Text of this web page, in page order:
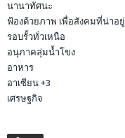
นานาทัศนะ
ฟ้องด้วยภาพ เพื่อสังคมที่น่าอยู่
รอบรั้วทั่วเหนือ
อนุภาคลุ่มน้ำโขง
อาหาร
อาเซียน +3
เศรษฐกิจ